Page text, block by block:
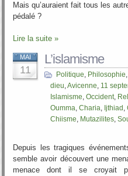
Mais qu’auraient fait tous les
pédalé ?
Lire la suite »
MAI
11
L’islamisme
Politique, Philosophie,
dieu,Avicenne, 11
Islamisme, Occident,
Oumma, Charia, Ijthiad ,
Chiisme, Mutazilites,
Depuis les tragiques
semble avoir découvert une
menace dont il se croyait